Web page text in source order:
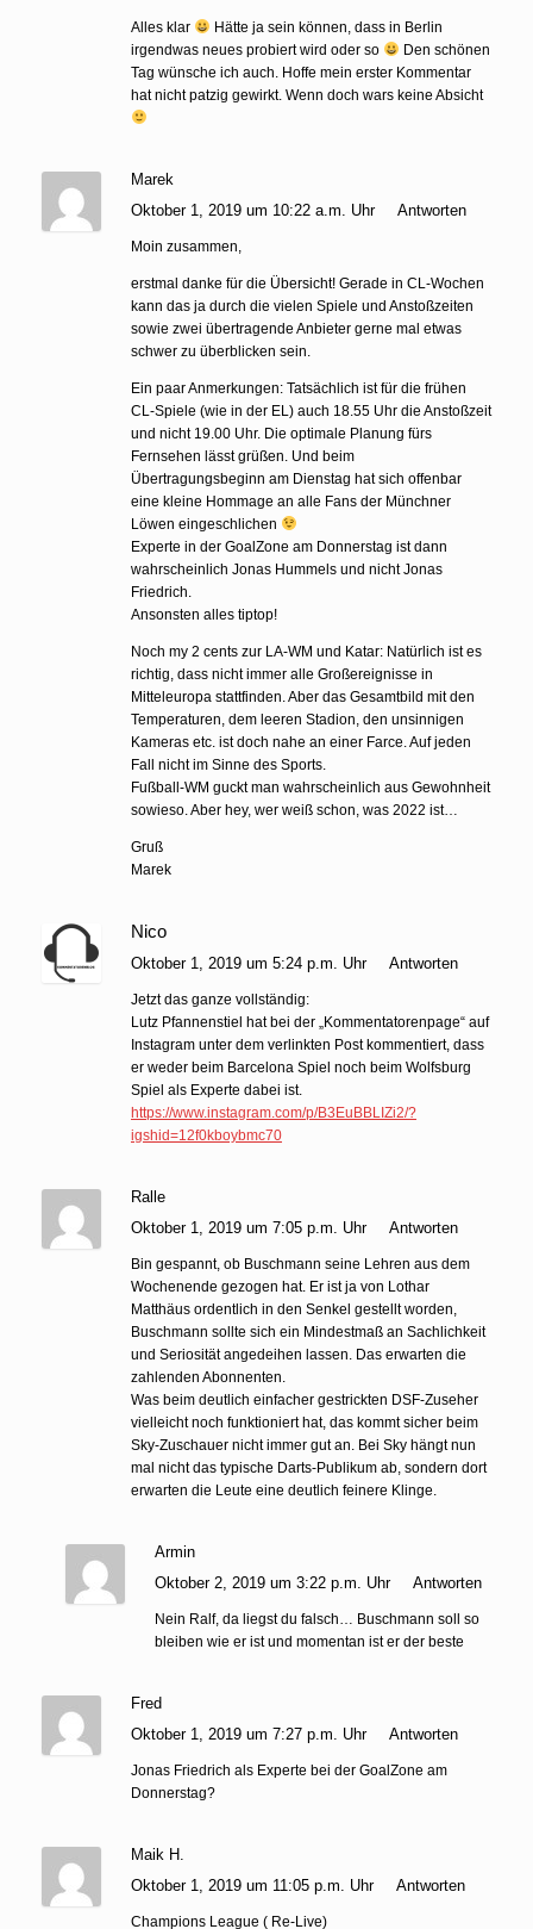
Alles klar
Hätte ja sein können, dass in Berlin
irgendwas neues probiert wird oder so
Den schönen
Tag wünsche ich auch. Hoffe mein erster Kommentar
hat nicht patzig gewirkt. Wenn doch wars keine Absicht
Marek
Oktober 1, 2019 um 10:22 a.m. Uhr
Antworten
Moin zusammen,
erstmal danke für die Übersicht! Gerade in CL-Wochen
kann das ja durch die vielen Spiele und Anstoßzeiten
sowie zwei übertragende Anbieter gerne mal etwas
schwer zu überblicken sein.
Ein paar Anmerkungen: Tatsächlich ist für die frühen
CL-Spiele (wie in der EL) auch 18.55 Uhr die Anstoßzeit
und nicht 19.00 Uhr. Die optimale Planung fürs
Fernsehen lässt grüßen. Und beim
Übertragungsbeginn am Dienstag hat sich offenbar
eine kleine Hommage an alle Fans der Münchner
Löwen eingeschlichen
Experte in der GoalZone am Donnerstag ist dann
wahrscheinlich Jonas Hummels und nicht Jonas
Friedrich.
Ansonsten alles tiptop!
Noch my 2 cents zur LA-WM und Katar: Natürlich ist es
richtig, dass nicht immer alle Großereignisse in
Mitteleuropa stattfinden. Aber das Gesamtbild mit den
Temperaturen, dem leeren Stadion, den unsinnigen
Kameras etc. ist doch nahe an einer Farce. Auf jeden
Fall nicht im Sinne des Sports.
Fußball-WM guckt man wahrscheinlich aus Gewohnheit
sowieso. Aber hey, wer weiß schon, was 2022 ist…
Gruß
Marek
Nico
Oktober 1, 2019 um 5:24 p.m. Uhr Antworten
Jetzt das ganze vollständig:
Lutz Pfannenstiel hat bei der „Kommentatorenpage“ auf
Instagram unter dem verlinkten Post kommentiert, dass
er weder beim Barcelona Spiel noch beim Wolfsburg
Spiel als Experte dabei ist.
https://www.instagram.com/p/B3EuBBLIZi2/?
igshid=12f0kboybmc70
Ralle
Oktober 1, 2019 um 7:05 p.m. Uhr
Antworten
Bin gespannt, ob Buschmann seine Lehren aus dem
Wochenende gezogen hat. Er ist ja von Lothar
Matthäus ordentlich in den Senkel gestellt worden,
Buschmann sollte sich ein Mindestmaß an Sachlichkeit
und Seriosität angedeihen lassen. Das erwarten die
zahlenden Abonnenten.
Was beim deutlich einfacher gestrickten DSF-Zuseher
vielleicht noch funktioniert hat, das kommt sicher beim
Sky-Zuschauer nicht immer gut an. Bei Sky hängt nun
mal nicht das typische Darts-Publikum ab, sondern dort
erwarten die Leute eine deutlich feinere Klinge.
Armin
Oktober 2, 2019 um 3:22 p.m. Uhr
Antworten
Nein Ralf, da liegst du falsch… Buschmann soll so
bleiben wie er ist und momentan ist er der beste
Fred
Oktober 1, 2019 um 7:27 p.m. Uhr
Antworten
Jonas Friedrich als Experte bei der GoalZone am
Donnerstag?
Maik H.
Oktober 1, 2019 um 11:05 p.m. Uhr
Antworten
Champions League ( Re-Live)